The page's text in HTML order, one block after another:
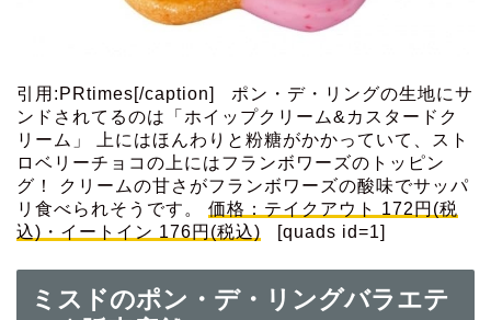
引用:PRtimes[/caption] ポン・デ・リングの生地にサ
ンドされてるのは「ホイップクリーム&カスタードク
リーム」 上にはほんわりと粉糖がかかっていて、スト
ロベリーチョコの上にはフランボワーズのトッピン
グ！ クリームの甘さがフランボワーズの酸味でサッパ
リ食べられそうです。 価格：テイクアウト 172円(税
込)・イートイン 176円(税込) [quads id=1]
ミスドのポン・デ・リングバラエテ